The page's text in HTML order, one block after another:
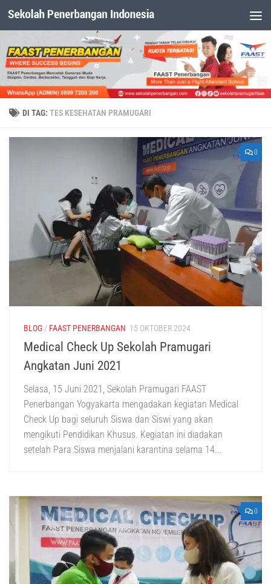
Dibawah Konten
DI TAG: TES KESEHATAN PRAMUGARI
0
BLOG / FAAST PENERBANGAN 15 OKTOBER 2024
Medical Check Up Sekolah Pramugari
Angkatan Juni 2021
Selasa, 15 Juni 2021, Sekolah Pramugari FAAST
Penerbangan Yogyakarta mengadakan kegiatan Medical
Check Up bagi seluruh Siswa dan Siswi yang akan
mengikuti Pendidikan Khusus. Kegiatan ini diadakan
setelah Para Siswa menjalani karantina selama 14...
0